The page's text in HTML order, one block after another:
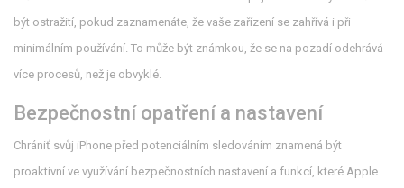
být ostražití, pokud zaznamenáte, že vaše zařízení se zahřívá i při
minimálním používání. To může být známkou, že se na pozadí odehrává
více procesů, než je obvyklé.
Bezpečnostní opatření a nastavení
Chrániť svůj iPhone před potenciálním sledováním znamená být
proaktivní ve využívání bezpečnostních nastavení a funkcí, které Apple